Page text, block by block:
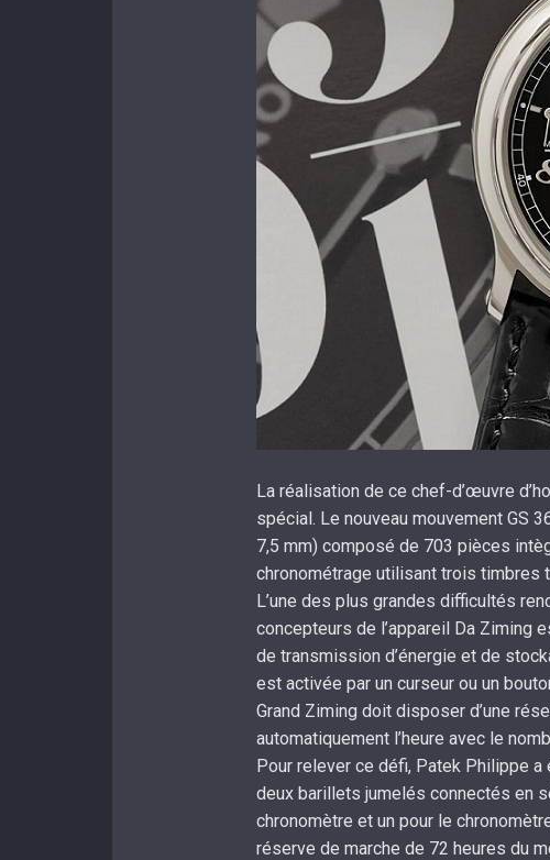
La réalisation de ce chef-d’œuvre
spécial. Le nouveau mouvement GS
7,5 mm) composé de 703 pièces
chronométrage utilisant trois timbres
L’une des plus grandes difficultés
concepteurs de l’appareil Da Ziming
de transmission d’énergie et de
est activée par un curseur ou un
Grand Ziming doit disposer d’une
automatiquement l’heure avec le
Pour relever ce défi, Patek Philippe
deux barillets jumelés connectés en
chronomètre et un pour le
réserve de marche de 72 heures du